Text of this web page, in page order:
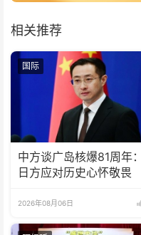
相关推荐
国际
中方谈广岛核爆81周年：
日方应对历史心怀敬畏
2026年08月06日